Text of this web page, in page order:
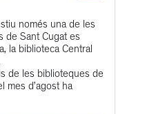
Profile
només una de les
de Sant Cugat es
la biblioteca Central
de les biblioteques de
mes d’agost ha